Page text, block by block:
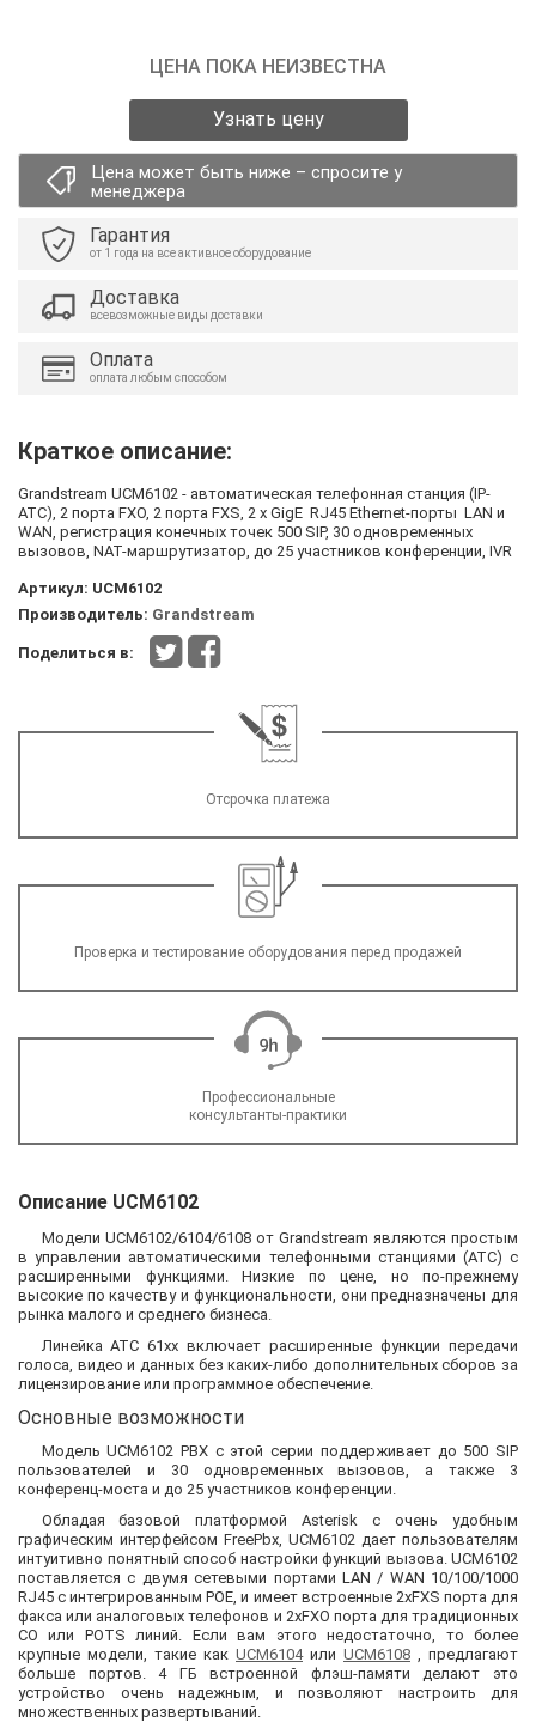
ЦЕНА ПОКА НЕИЗВЕСТНА
Узнать цену
Цена может быть ниже – спросите у
менеджера
Гарантия
от 1 года на все активное оборудование
Доставка
всевозможные виды доставки
Оплата
оплата любым способом
Краткое описание:
Grandstream UCM6102 - автоматическая телефонная станция (IP-
ATC), 2 порта FXO, 2 порта FXS, 2 x GigE RJ45 Ethernet-порты LAN и
WAN, регистрация конечных точек 500 SIP, 30 одновременных
вызовов, NAT-маршрутизатор, до 25 участников конференции, IVR
Артикул: UCM6102
Производитель: Grandstream
Поделиться в:
Отсрочка платежа
Проверка и тестирование оборудования перед продажей
Профессиональные
консультанты-практики
Описание UCM6102
Модели UCM6102/6104/6108 от Grandstream являются простым
в управлении автоматическими телефонными станциями (АТС) с
расширенными функциями. Низкие по цене, но по-прежнему
высокие по качеству и функциональности, они предназначены для
рынка малого и среднего бизнеса.
Линейка АТС 61хх включает расширенные функции передачи
голоса, видео и данных без каких-либо дополнительных сборов за
лицензирование или программное обеспечение.
Основные возможности
Модель UCM6102 PBX с этой серии поддерживает до 500 SIP
пользователей и 30 одновременных вызовов, а также 3
конференц-моста и до 25 участников конференции.
Обладая базовой платформой Asterisk с очень удобным
графическим интерфейсом FreePbx, UCM6102 дает пользователям
интуитивно понятный способ настройки функций вызова. UCM6102
поставляется с двумя сетевыми портами LAN / WAN 10/100/1000
RJ45 с интегрированным POE, и имеет встроенные 2хFXS порта для
факса или аналоговых телефонов и 2хFXO порта для традиционных
CO или POTS линий. Если вам этого недостаточно, то более
крупные модели, такие как UCM6104или UCM6108 , предлагают
больше портов. 4 ГБ встроенной флэш-памяти делают это
устройство очень надежным, и позволяют настроить для
множественных развертываний.